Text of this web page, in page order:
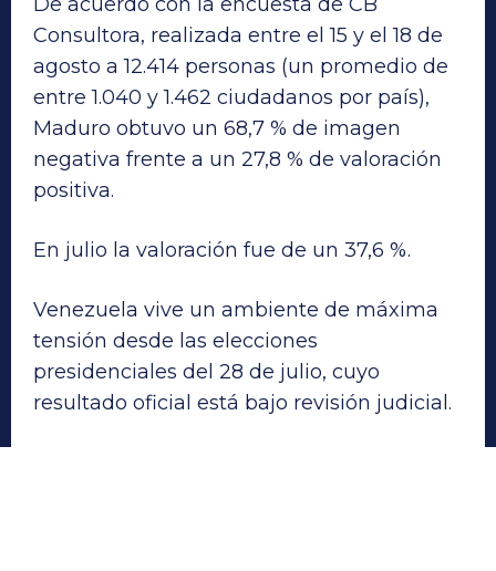
Consultora, realizada entre el 15 y el 18 de
agosto a 12.414 personas (un promedio de
entre 1.040 y 1.462 ciudadanos por país),
Maduro obtuvo un 68,7 % de imagen
negativa frente a un 27,8 % de valoración
positiva.
En julio la valoración fue de un 37,6 %.
Venezuela vive un ambiente de máxima
tensión desde las elecciones
presidenciales del 28 de julio, cuyo
resultado oficial está bajo revisión judicial.